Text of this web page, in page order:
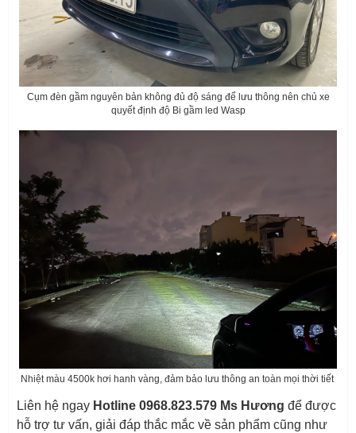
Cụm đèn gầm nguyên bản không đủ độ sáng để lưu thông nên chủ xe
quyết định độ Bi gầm led Wasp
Nhiệt màu 4500k hơi hanh vàng, đảm bảo lưu thông an toàn mọi thời tiết
Liên hệ ngay Hotline 0968.823.579 Ms Hương để được
hỗ trợ tư vấn, giải đáp thắc mắc về sản phẩm cũng như